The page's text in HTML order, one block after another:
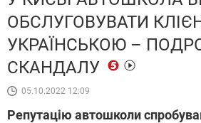
ОБСЛУГОВУВАТИ
УКРАЇНСЬКОЮ –
СКАНДАЛУ
05.10.2022 12:09
Репутацію автошколи